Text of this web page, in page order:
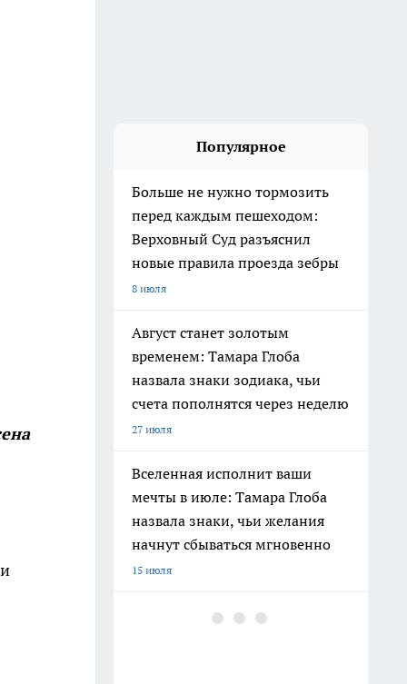
Популярное
Больше не нужно тормозить
перед каждым пешеходом:
Верховный Суд разъяснил
новые правила проезда зебры
8 июля
Август станет золотым
временем: Тамара Глоба
назвала знаки зодиака, чьи
счета пополнятся через неделю
27 июля
Вселенная исполнит ваши
мечты в июле: Тамара Глоба
назвала знаки, чьи желания
начнут сбываться мгновенно
15 июля
В Хибинах нашли новый